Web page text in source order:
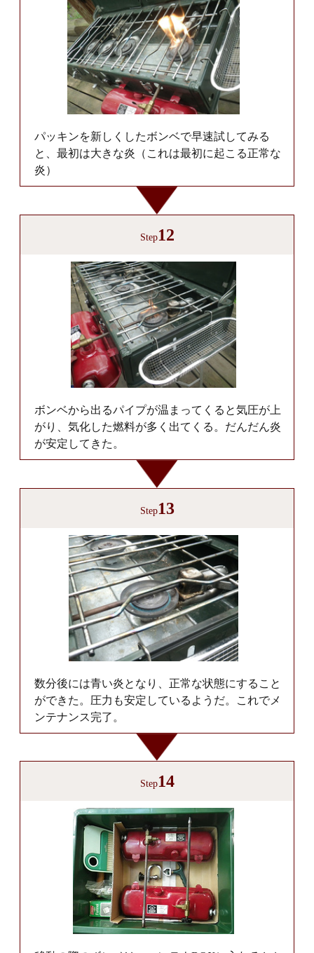
パッキンを新しくしたボンベで早速試してみる
と、最初は大きな炎（これは最初に起こる正常な
炎）
Step12
ボンベから出るパイプが温まってくると気圧が上
がり、気化した燃料が多く出てくる。だんだん炎
が安定してきた。
Step13
数分後には青い炎となり、正常な状態にすること
ができた。圧力も安定しているようだ。これでメ
ンテナンス完了。
Step14